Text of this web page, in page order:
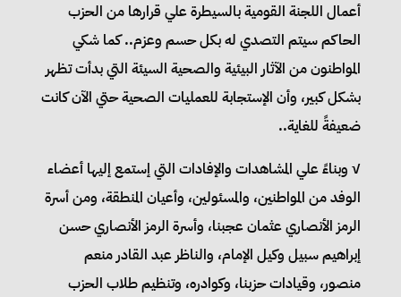
أعمال اللجنة القومية بالسيطرة علي قرارها من الحزب
الحاكم سيتم التصدي له بكل حسم وعزم.. كما شكي
المواطنون من الآثار البيئية والصحية السيئة التي بدأت تظهر
بشكل كبير، وأن الإستجابة للعمليات الصحية حتي الآن كانت
ضعيفةً للغاية..
√ وبناءً علي المشاهدات والإفادات التي إستمع إليها أعضاء
الوفد من المواطنين، والمسئولين، وأعيان المنطقة، ومن أسرة
الرمز الأنصاري عثمان عجبنا، وأسرة الرمز الأنصاري حسن
إبراهيم سبيل وكيل الإمام، والناظر عبد القادر منعم
منصور، وقيادات حزبنا، وكوادره، وتنظيم طلاب الحزب